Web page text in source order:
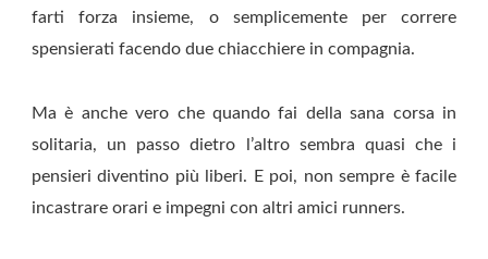
farti forza insieme, o semplicemente per correre
spensierati facendo due chiacchiere in compagnia.
Ma è anche vero che quando fai della sana corsa in
solitaria, un passo dietro l’altro sembra quasi che i
pensieri diventino più liberi. E poi, non sempre è facile
incastrare orari e impegni con altri amici runners.